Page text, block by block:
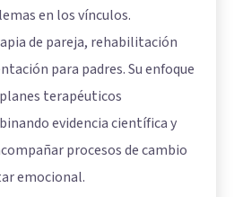
en los vínculos.
de pareja, rehabilitación
para padres. Su enfoque
terapéuticos
evidencia científica y
procesos de cambio
emocional.